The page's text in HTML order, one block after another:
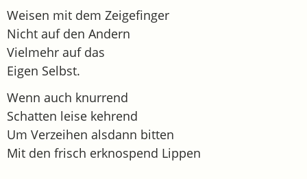
Weisen mit dem Zeigefinger
Nicht auf den Andern
Vielmehr auf das
Eigen Selbst.
Wenn auch knurrend
Schatten leise kehrend
Um Verzeihen alsdann bitten
Mit den frisch erknospend Lippen